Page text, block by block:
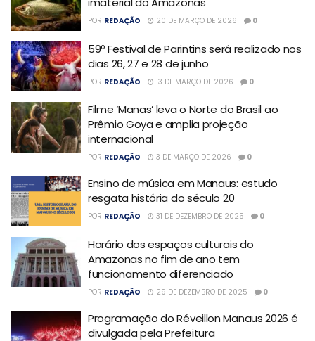
POR REDAÇÃO 20 DE MARÇO DE 2026 0
59º Festival de Parintins será realizado nos
dias 26, 27 e 28 de junho
POR REDAÇÃO 13 DE MARÇO DE 2026 0
Filme ‘Manas’ leva o Norte do Brasil ao
Prêmio Goya e amplia projeção
internacional
POR REDAÇÃO 3 DE MARÇO DE 2026 0
Ensino de música em Manaus: estudo
resgata história do século 20
POR REDAÇÃO 31 DE DEZEMBRO DE 2025 0
Horário dos espaços culturais do
Amazonas no fim de ano tem
funcionamento diferenciado
POR REDAÇÃO 29 DE DEZEMBRO DE 2025 0
Programação do Réveillon Manaus 2026 é
divulgada pela Prefeitura